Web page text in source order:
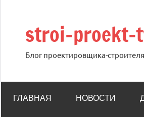
содержимому
stroi-proekt-
Блог проектировщика-строителя
ГЛАВНАЯ НОВОСТИ